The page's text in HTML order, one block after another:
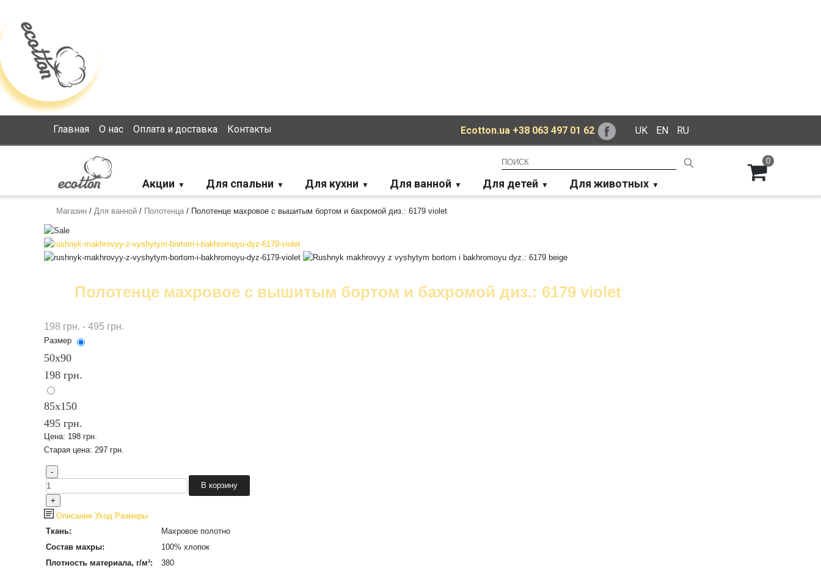
Главная О нас Оплата и доставка Контакты Ecotton.ua +38 063 497 01 62 UK EN RU
Акции Для спальни Для кухни Для ванной Для детей Для животных
0
Магазин/ Для ванной/ Полотенца/ Полотенце махровое с вышитым бортом и бахромой диз.: 6179 violet
Полотенце махровое с вышитым бортом и бахромой диз.: 6179 violet
198 грн. - 495 грн.
Размер
50х90
198 грн.
85x150
495 грн.
Цена: 198 грн.
Старая цена: 297 грн.
Описание Уход Размеры
Ткань:
Махровое полотно
Состав махры:
100% хлопок
Плотность материала, г/м²:
380